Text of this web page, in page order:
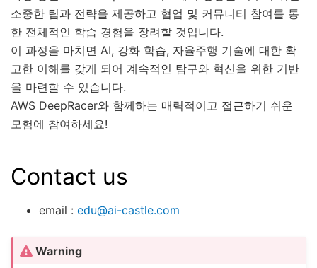
소중한 팁과 전략을 제공하고 협업 및 커뮤니티 참여를 통
한 전체적인 학습 경험을 장려할 것입니다.
이 과정을 마치면 AI, 강화 학습, 자율주행 기술에 대한 확
고한 이해를 갖게 되어 계속적인 탐구와 혁신을 위한 기반
을 마련할 수 있습니다.
AWS DeepRacer와 함께하는 매력적이고 접근하기 쉬운
모험에 참여하세요!
Contact us
email : edu@ai-castle.com
Warning